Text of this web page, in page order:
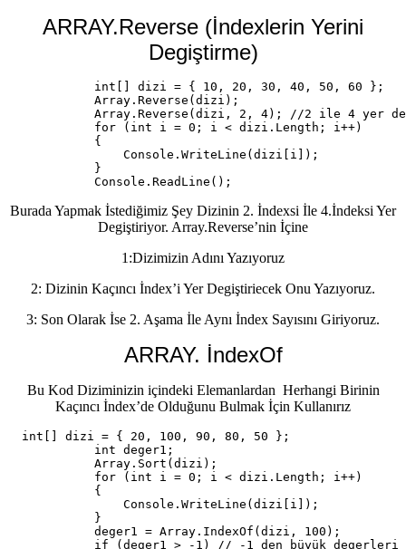
ARRAY.Reverse (İndexlerin Yerini
Degiştirme)
            int[] dizi = { 10, 20, 30, 40, 50, 60 };
            Array.Reverse(dizi);
Array.Reverse(dizi, 2, 4); //2 ile 4 yer
            for (int i = 0; i < dizi.Length; i++)
            {
                Console.WriteLine(dizi[i]);
            }
            Console.ReadLine();
Burada Yapmak İstediğimiz Şey Dizinin 2. İndexsi İle 4.İndeksi Yer
Degiştiriyor. Array.Reverse’nin İçine
1:Dizimizin Adını Yazıyoruz
2: Dizinin Kaçıncı İndex’i Yer Degiştiriecek Onu Yazıyoruz.
3: Son Olarak İse 2. Aşama İle Aynı İndex Sayısını Giriyoruz.
ARRAY. İndexOf
Bu Kod Diziminizin içindeki Elemanlardan Herhangi Birinin
Kaçıncı İndex’de Olduğunu Bulmak İçin Kullanırız
  int[] dizi = { 20, 100, 90, 80, 50 };
            int deger1;
            Array.Sort(dizi);
            for (int i = 0; i < dizi.Length; i++)
            {
                Console.WriteLine(dizi[i]);
            }
            deger1 = Array.IndexOf(dizi, 100);
if (deger1 > -1) // -1 den büyük